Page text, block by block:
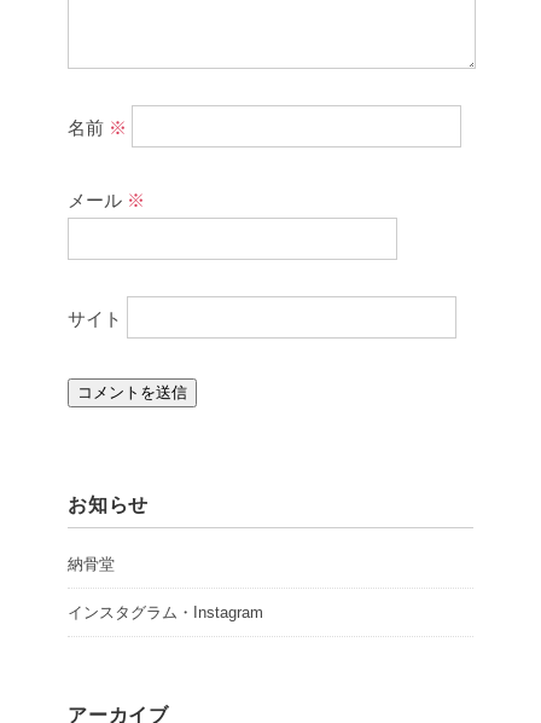
名前 ※
メール ※
サイト
お知らせ
納骨堂
インスタグラム・Instagram
アーカイブ